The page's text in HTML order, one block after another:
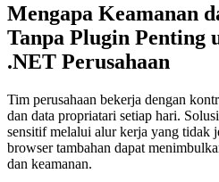
Mengapa Keamanan
Tanpa Plugin Penting
.NET Perusahaan
Tim perusahaan bekerja dengan
dan data propriatari setiap hari.
sensitif melalui alur kerja yang tidak
browser tambahan dapat
dan keamanan.